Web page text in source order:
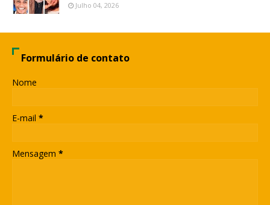
Julho 04, 2026
Formulário de contato
Nome
E-mail *
Mensagem *